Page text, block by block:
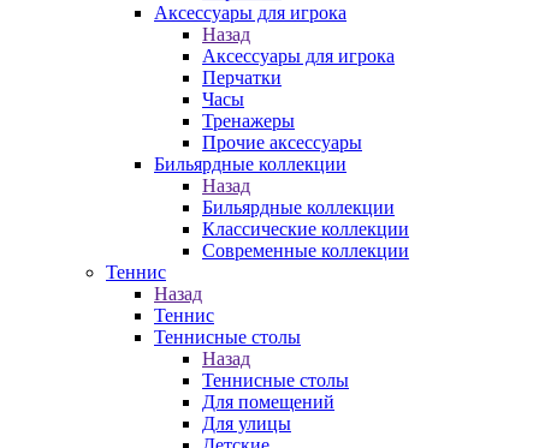
Аксессуары для игрока
Назад
Аксессуары для игрока
Перчатки
Часы
Тренажеры
Прочие аксессуары
Бильярдные коллекции
Назад
Бильярдные коллекции
Классические коллекции
Современные коллекции
Теннис
Назад
Теннис
Теннисные столы
Назад
Теннисные столы
Для помещений
Для улицы